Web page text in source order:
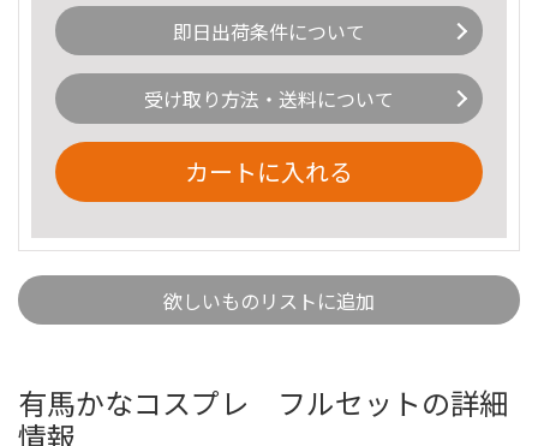
即日出荷条件について
受け取り方法・送料について
カートに入れる
欲しいものリストに追加
有馬かなコスプレ フルセットの詳細
情報